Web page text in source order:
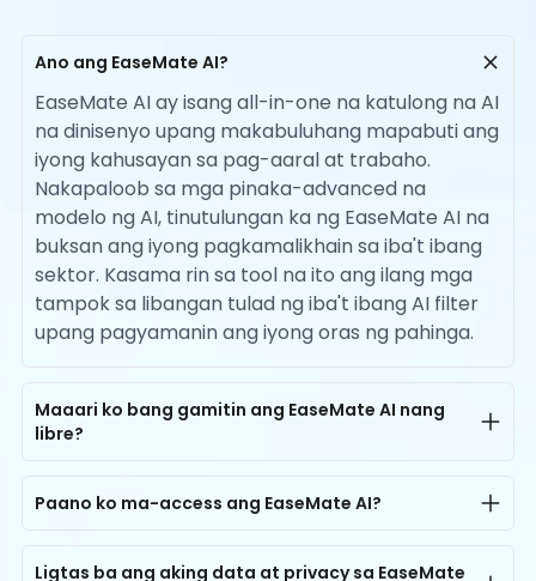
Ano ang EaseMate AI?
EaseMate AI ay isang all-in-one na katulong na AI
na dinisenyo upang makabuluhang mapabuti ang
iyong kahusayan sa pag-aaral at trabaho.
Nakapaloob sa mga pinaka-advanced na
modelo ng AI, tinutulungan ka ng EaseMate AI na
buksan ang iyong pagkamalikhain sa iba't ibang
sektor. Kasama rin sa tool na ito ang ilang mga
tampok sa libangan tulad ng iba't ibang AI filter
upang pagyamanin ang iyong oras ng pahinga.
Maaari ko bang gamitin ang EaseMate AI nang
libre?
access sa lahat ng mga gumagamit. Bawat
200K AI chat tokens nang libre bawat araw. Para
Paano ko ma-access ang EaseMate AI?
computer at smartphone. Maaari mong ma-
Ligtas ba ang aking data at privacy sa EaseMate